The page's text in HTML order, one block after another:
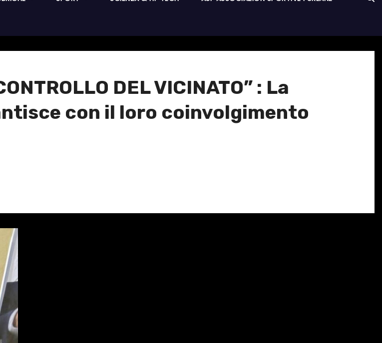
DEL VICINATO” : La
con il loro coinvolgimento